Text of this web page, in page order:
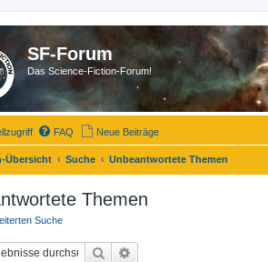
SF-Forum
Das Science-Fiction-Forum!
FAQ Neue Beiträge
Übersicht Suche Unbeantwortete Themen
Themen
Suche
Suche